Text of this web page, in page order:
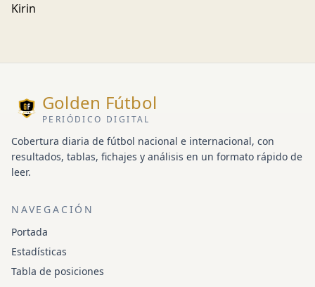
Kirin
Golden Fútbol
PERIÓDICO DIGITAL
Cobertura diaria de fútbol nacional e internacional, con
resultados, tablas, fichajes y análisis en un formato rápido de
leer.
NAVEGACIÓN
Portada
Estadísticas
Tabla de posiciones